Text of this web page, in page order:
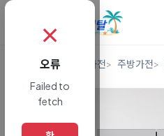
렌탈 디지털/가전 주방가전
✗
오류
Failed to
fetch